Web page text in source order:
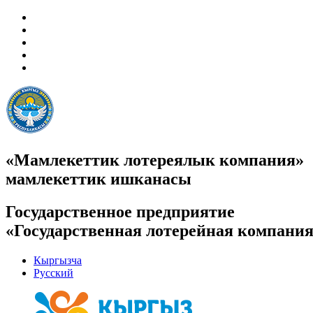
«Мамлекеттик лотереялык компания»
мамлекеттик ишканасы
Государственное предприятие
«Государственная лотерейная
Кыргызча
Русский